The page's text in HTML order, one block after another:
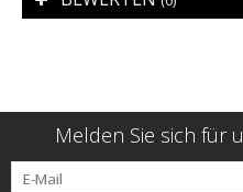
Melden Sie sich für